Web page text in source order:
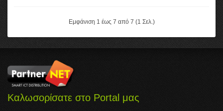
Εμφάνιση 1 έως 7 από 7 (1 Σελ.)
Καλωσορίσατε στο Portal μας